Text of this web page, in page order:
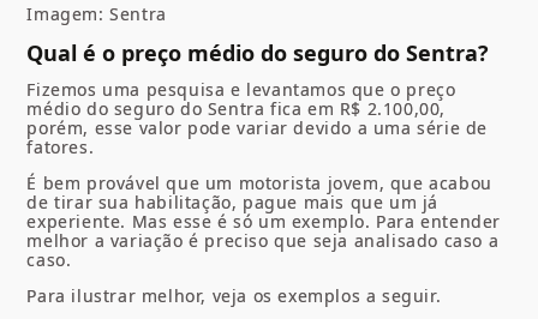
Imagem: Sentra
Qual é o preço médio do seguro do Sentra?
Fizemos uma pesquisa e levantamos que o preço
médio do seguro do Sentra fica em R$ 2.100,00,
porém, esse valor pode variar devido a uma série de
fatores.
É bem provável que um motorista jovem, que acabou
de tirar sua habilitação, pague mais que um já
experiente. Mas esse é só um exemplo. Para entender
melhor a variação é preciso que seja analisado caso a
caso.
Para ilustrar melhor, veja os exemplos a seguir.